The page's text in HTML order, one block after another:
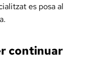
es posa al
continuar